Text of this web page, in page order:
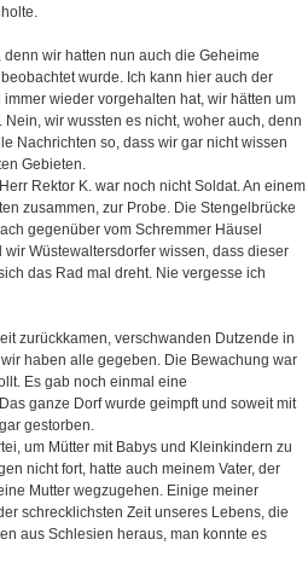
wir hatten nun auch die Geheime
wurde. Ich kann hier auch der
wieder vorgehalten hat, wir hätten um
wir wussten es nicht, woher auch, denn
Nachrichten so, dass wir gar nicht wissen
Gebieten.
Rektor K. war noch nicht Soldat. An einem
zusammen, zur Probe. Die Stengelbrücke
gegenüber vom Schremmer Häusel
Wüstewaltersdorfer wissen, dass dieser
das Rad mal dreht. Nie vergesse ich
zurückkamen, verschwanden Dutzende in
haben alle gegeben. Die Bewachung war
Es gab noch einmal eine
ganze Dorf wurde geimpft und soweit mit
gestorben.
um Mütter mit Babys und Kleinkindern zu
nicht fort, hatte auch meinem Vater, der
Mutter wegzugehen. Einige meiner
schrecklichsten Zeit unseres Lebens, die
aus Schlesien heraus, man konnte es